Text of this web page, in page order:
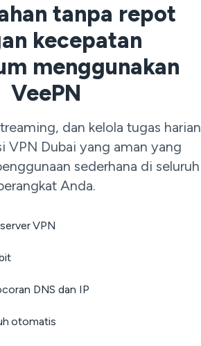
tanpa repot
kecepatan
menggunakan
VeePN
dan kelola tugas harian
VPN Dubai yang aman yang
sederhana di seluruh
Anda.
VPN
DNS dan IP
otomatis